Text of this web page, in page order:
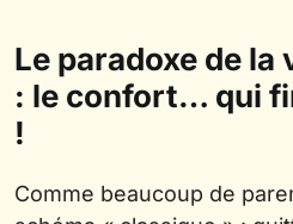
Le paradoxe de la
: le confort… qui
!
Comme beaucoup de